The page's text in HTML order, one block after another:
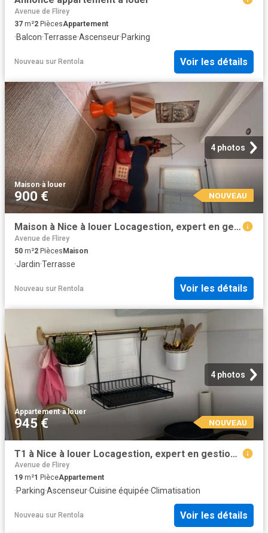
Avenue de Flirey
37 m²2 PiècesAppartement
·Balcon·Terrasse·Ascenseur·Parking
Nouveau sur Rentola Voir les détails
4 photos
Maison·à louer
900 € NOUVEAU
Maison à Nice à louer Locagestion, expert en gestion locative
Avenue de Flirey
50 m²2 PiècesMaison
·Jardin·Terrasse
Nouveau sur Rentola Voir les détails
4 photos
Appartement·à louer
945 € NOUVEAU
T1 à Nice à louer Locagestion, expert en gestion locative
Avenue de Flirey
19 m²1 PièceAppartement
·Parking·Ascenseur·Cuisine équipée·Climatisation
Nouveau sur Rentola Voir les détails